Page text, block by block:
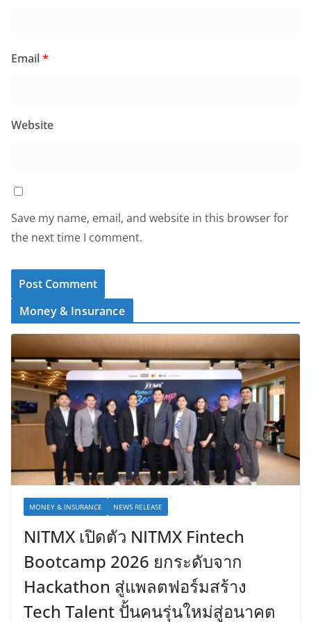
Email*
Website
Save my name, email, and website in this browser for
the next time I comment.
Money & Insurance
MONEY & INSURANCE NEWS RELEASE
NITMX เปิดตัว NITMX Fintech
Bootcamp 2026 ยกระดับจาก
Hackathon สู่แพลตฟอร์มสร้าง
Tech Talent ปั้นคนรุ่นใหม่สู่อนาคต